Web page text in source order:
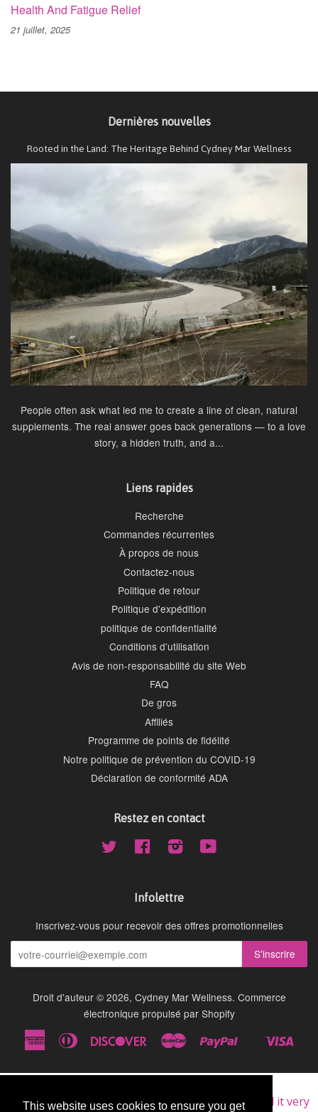
This website uses cookies to ensure you get
This website uses cookies to ensure you get
Health And Fatigue Relief
21 juillet, 2025
Dernières nouvelles
Rooted in the Land: The Heritage Behind Cydney Mar Wellness
People often ask what led me to create a line of clean, natural
supplements. The real answer goes back generations — to a love
story, a hidden truth, and a...
Liens rapides
Recherche
Commandes récurrentes
À propos de nous
Contactez-nous
Politique de retour
Politique d'expédition
politique de confidentialité
Conditions d'utilisation
Avis de non-responsabilité du site Web
FAQ
De gros
Affiliés
Programme de points de fidélité
Notre politique de prévention du COVID-19
Déclaration de conformité ADA
Restez en contact
Twitter Facebook Instagram
Infolettre
Inscrivez-vous pour recevoir des offres promotionnelles
Droit d'auteur © 2026, Cydney Mar Wellness. Commerce
électronique propulsé par Shopify
American Diners
Discover Master Paypal
Shopify
I am a repeat customer of this supplement, as I find it very